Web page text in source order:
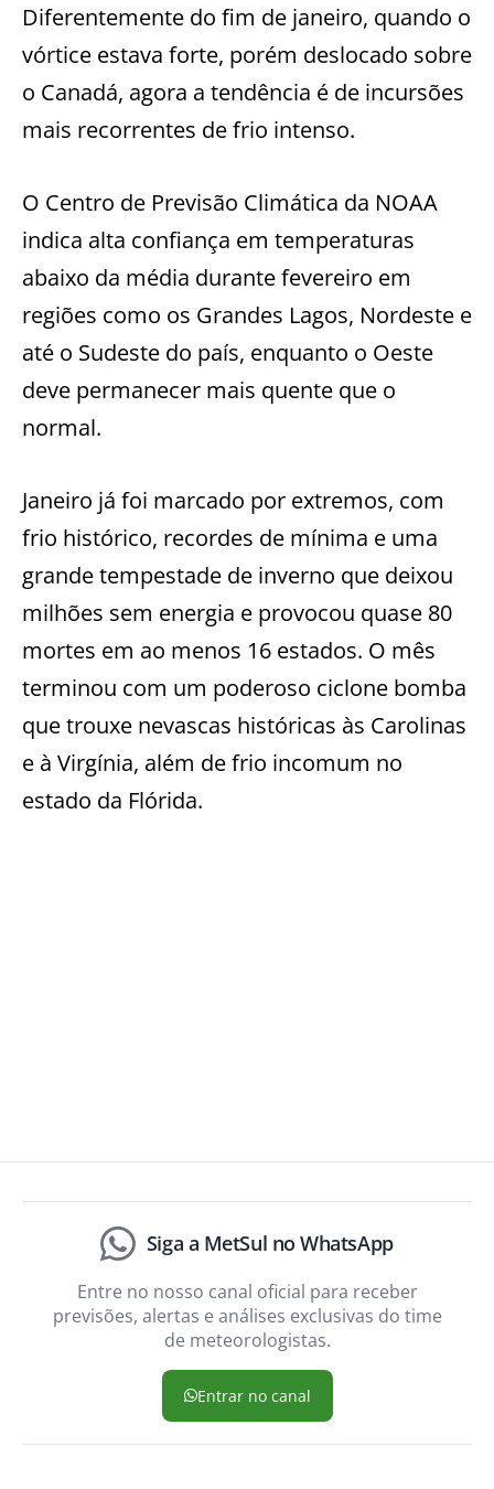
Diferentemente do fim de janeiro, quando o
vórtice estava forte, porém deslocado sobre
o Canadá, agora a tendência é de incursões
mais recorrentes de frio intenso.
O Centro de Previsão Climática da NOAA
indica alta confiança em temperaturas
abaixo da média durante fevereiro em
regiões como os Grandes Lagos, Nordeste e
até o Sudeste do país, enquanto o Oeste
deve permanecer mais quente que o
normal.
Janeiro já foi marcado por extremos, com
frio histórico, recordes de mínima e uma
grande tempestade de inverno que deixou
milhões sem energia e provocou quase 80
mortes em ao menos 16 estados. O mês
terminou com um poderoso ciclone bomba
que trouxe nevascas históricas às Carolinas
e à Virgínia, além de frio incomum no
estado da Flórida.
Siga a MetSul no WhatsApp
Entre no nosso canal oficial para receber
previsões, alertas e análises exclusivas do time
de meteorologistas.
Entrar no canal